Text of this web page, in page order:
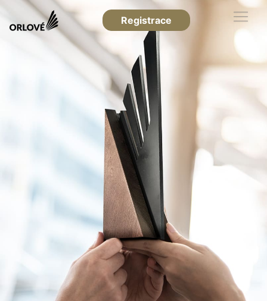
Registrace